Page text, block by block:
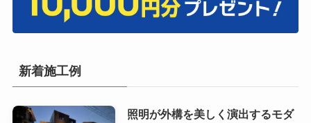
新着施工例
照明が外構を美しく演出するモダ